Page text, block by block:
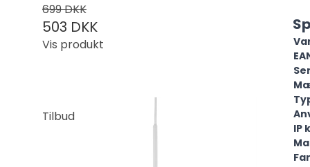
699 DKK
503 DKK
Vis produkt
Tilbud
IP